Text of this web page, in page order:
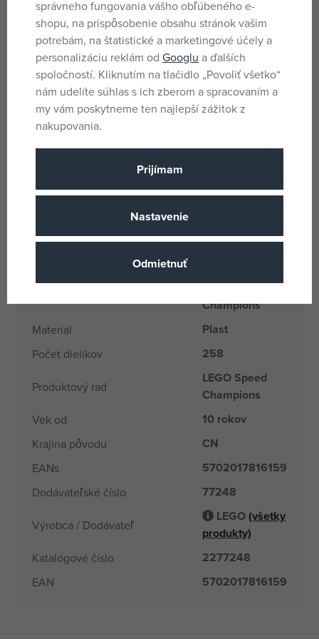
dospelých zberateľov modelov áut
So stavebnicami z radu LEGO® Speed Champions si deti
a milovníci áut postavia realistické modely
Tento zostaviteľný model auta sa skladá z 258 kociek
LEGO® a meria cez 20 cm na dĺžku
Parametre
Čierna, Fialová,
Batérie Nie
Batéria súčasť balenia
LEGO® Speed
Champions
Materiál Plast
Počet dielikov 258
Produktový rad
LEGO Speed
Champions
Vek od 10 rokov
Krajina pôvodu CN
EANs 5702017816159
Dodávateľské číslo 77248
Výrobca / Dodávateľ
LEGO(všetky
produkty)
Katalógové číslo 2277248
EAN 5702017816159
správneho fungovania vášho obľúbeného e-
shopu, na prispôsobenie obsahu stránok vašim
potrebám, na štatistické a marketingové účely a
personalizáciu reklám od Googlu a ďalších
spoločností. Kliknutím na tlačidlo „Povoliť všetko“
nám udelíte súhlas s ich zberom a spracovaním a
my vám poskytneme ten najlepší zážitok z
nakupovania.
Prijímam
Nastavenie
Odmietnuť